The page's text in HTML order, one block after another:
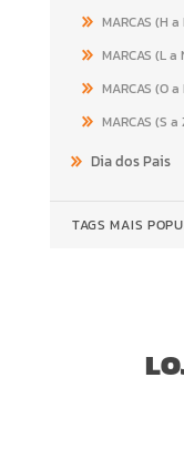
MARCAS (H a
MARCAS (L a
MARCAS (O a
MARCAS (S a
Dia dos Pais
TAGS MAIS